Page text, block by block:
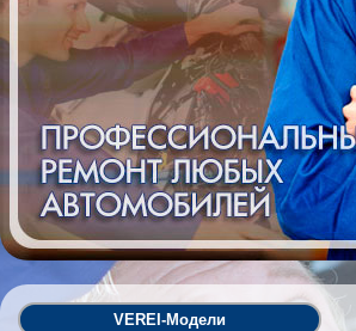
VEREI-Модели